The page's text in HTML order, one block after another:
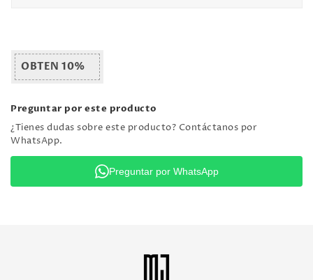
OBTEN 10%
Preguntar por este producto
¿Tienes dudas sobre este producto? Contáctanos por
WhatsApp.
Preguntar por WhatsApp